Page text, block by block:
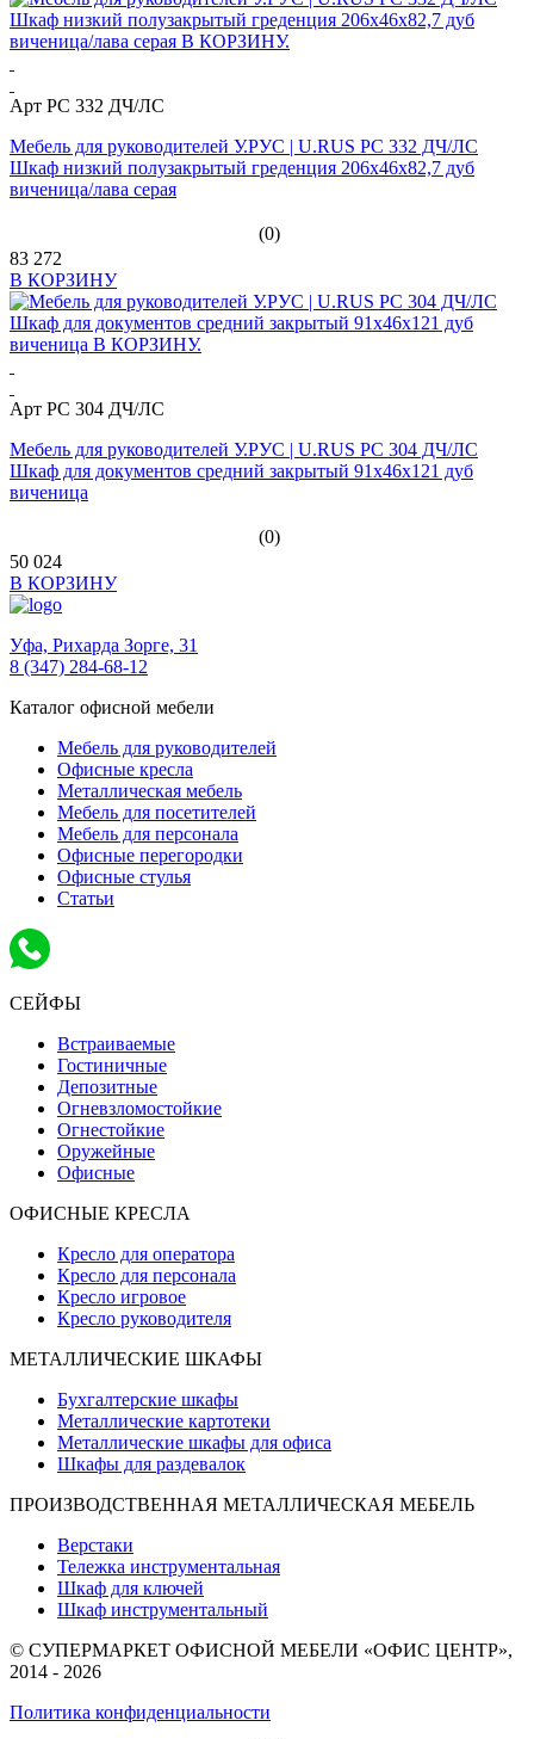
Арт PC 332 ДЧ/ЛС
Мебель для руководителей У.РУС | U.RUS PC 332 ДЧ/ЛС
Шкаф низкий полузакрытый греденция 206х46х82,7 дуб
виченица/лава серая
(0)
83 272
В КОРЗИНУ
Арт PC 304 ДЧ/ЛС
Мебель для руководителей У.РУС | U.RUS PC 304 ДЧ/ЛС
Шкаф для документов средний закрытый 91х46х121 дуб
виченица
(0)
50 024
В КОРЗИНУ
Уфа, Рихарда Зорге, 31
8 (347) 284-68-12
Каталог офисной мебели
Мебель для руководителей
Офисные кресла
Металлическая мебель
Мебель для посетителей
Мебель для персонала
Офисные перегородки
Офисные стулья
Статьи
СЕЙФЫ
Встраиваемые
Гостиничные
Депозитные
Огневзломостойкие
Огнестойкие
Оружейные
Офисные
ОФИСНЫЕ КРЕСЛА
Кресло для оператора
Кресло для персонала
Кресло игровое
Кресло руководителя
МЕТАЛЛИЧЕСКИЕ ШКАФЫ
Бухгалтерские шкафы
Металлические картотеки
Металлические шкафы для офиса
Шкафы для раздевалок
ПРОИЗВОДСТВЕННАЯ МЕТАЛЛИЧЕСКАЯ МЕБЕЛЬ
Верстаки
Тележка инструментальная
Шкаф для ключей
Шкаф инструментальный
© СУПЕРМАРКЕТ ОФИСНОЙ МЕБЕЛИ «ОФИС ЦЕНТР»,
2014 - 2026
Политика конфиденциальности